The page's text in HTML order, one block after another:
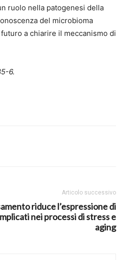
ruolo nella patogenesi della
del microbioma
a chiarire il meccanismo di
6.
Articolo successivo
riduce l’espressione di
nei processi di stress e
aging